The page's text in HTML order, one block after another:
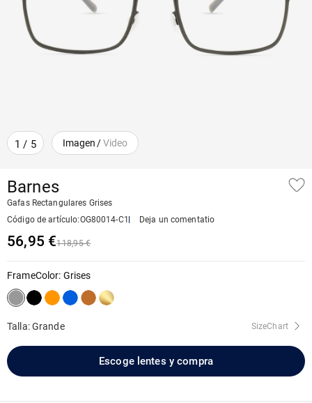
1 / 5 Imagen /Video
Barnes
Gafas Rectangulares Grises
Código de artículo:OG80014-C1 Deja un comentatio
56,95 €118,95 €
FrameColor: Grises
Talla: Grande SizeChart
Escoge lentes y compra